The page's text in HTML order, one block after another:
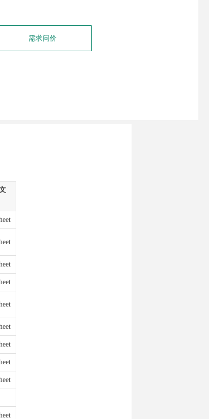
需求问价